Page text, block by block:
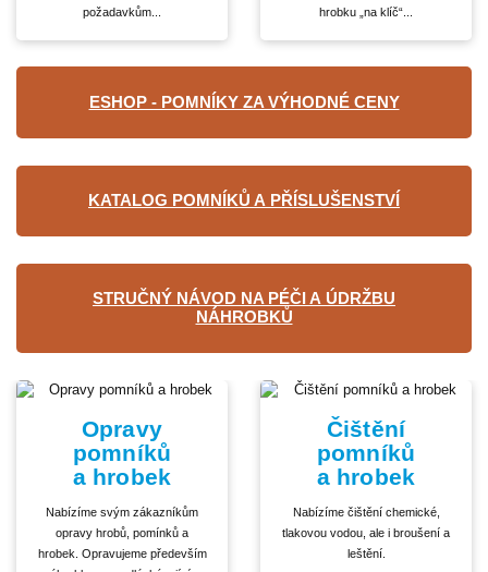
požadavkům...
hrobku „na klíč“...
ESHOP - POMNÍKY ZA VÝHODNÉ CENY
KATALOG POMNÍKŮ A PŘÍSLUŠENSTVÍ
STRUČNÝ NÁVOD NA PÉČI A ÚDRŽBU
NÁHROBKŮ
Opravy
pomníků
a hrobek
Nabízíme svým zákazníkům
opravy hrobů, pomínků a
hrobek. Opravujeme především
Čištění
pomníků
a hrobek
Nabízíme čištění chemické,
tlakovou vodou, ale i broušení a
leštění.